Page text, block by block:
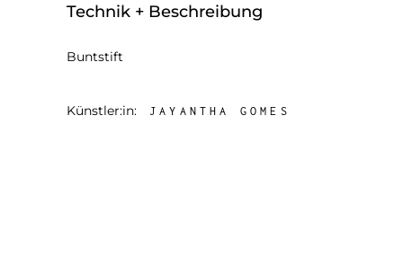
Technik + Beschreibung
Buntstift
Künstler:in: JAYANTHA GOMES